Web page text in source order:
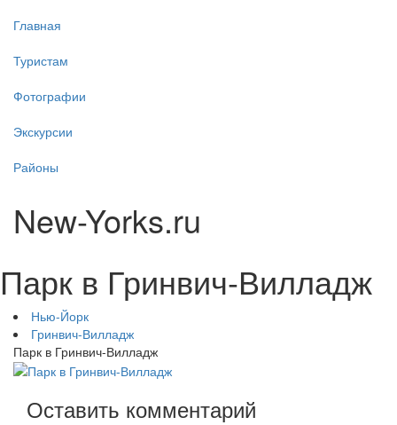
Главная
Туристам
Фотографии
Экскурсии
Районы
New-Yorks.ru
Парк в Гринвич-Вилладж
Нью-Йорк
Гринвич-Вилладж
Парк в Гринвич-Вилладж
Оставить комментарий